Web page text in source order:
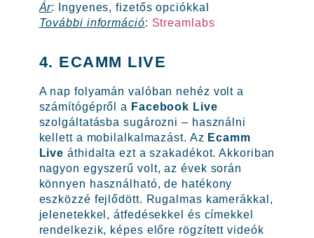
Ár: Ingyenes, fizetős opciókkal
További információ: Streamlabs
4. ECAMM LIVE
A nap folyamán valóban nehéz volt a
számítógépről a Facebook Live
szolgáltatásba sugározni – használni
kellett a mobilalkalmazást. Az Ecamm
Live áthidalta ezt a szakadékot. Akkoriban
nagyon egyszerű volt, az évek során
könnyen használható, de hatékony
eszközzé fejlődött. Rugalmas kamerákkal,
jelenetekkel, átfedésekkel és címekkel
rendelkezik, képes előre rögzített videók